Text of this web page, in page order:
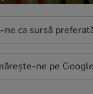
ne ca sursă
ne pe